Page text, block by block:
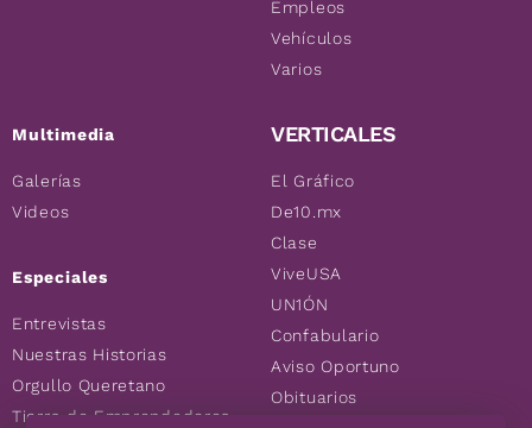
Multimedia
Galerías
Videos
Especiales
Entrevistas
Nuestras Historias
Orgullo Queretano
Tierra de Emprendedores
Empleos
Vehículos
Varios
VERTICALES
El Gráfico
De10.mx
Clase
ViveUSA
UN1ÓN
Confabulario
Aviso Oportuno
Obituarios